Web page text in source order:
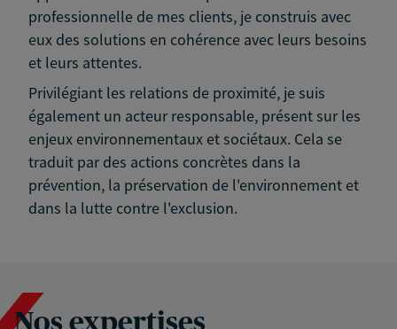
professionnelle de mes clients, je construis avec
eux des solutions en cohérence avec leurs besoins
et leurs attentes.
Privilégiant les relations de proximité, je suis
également un acteur responsable, présent sur les
enjeux environnementaux et sociétaux. Cela se
traduit par des actions concrètes dans la
prévention, la préservation de l'environnement et
dans la lutte contre l'exclusion.
Nos expertises